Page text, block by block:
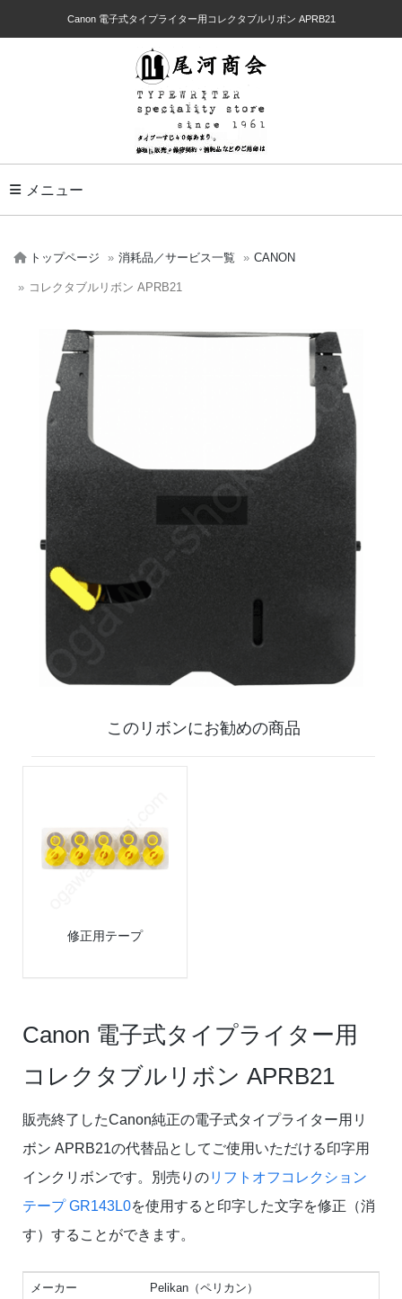
Canon 電子式タイプライター用コレクタブルリボン APRB21
Toggle Navigation
メニュー
トップページ 消耗品／サービス一覧 CANON
コレクタブルリボン APRB21
このリボンにお勧めの商品
修正用テープ
Canon 電子式タイプライター用
コレクタブルリボン APRB21
販売終了したCanon純正の電子式タイプライター用リ
ボン APRB21の代替品としてご使用いただける印字用
インクリボンです。別売りのリフトオフコレクション
テープ GR143L0を使用すると印字した文字を修正（消
す）することができます。
メーカー Pelikan（ペリカン）